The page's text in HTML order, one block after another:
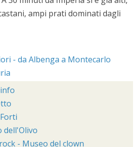
ampi prati dominati dagli
- da Albenga a Montecarlo
dell'Olivo
- Museo del clown